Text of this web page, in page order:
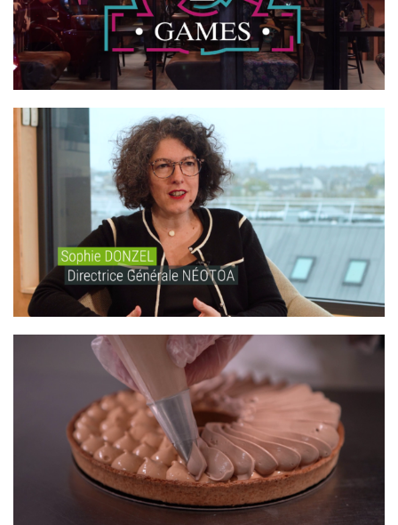
BRAIN GAMES
NÉOTOA – BIODIVERSITÉ
SUPER U